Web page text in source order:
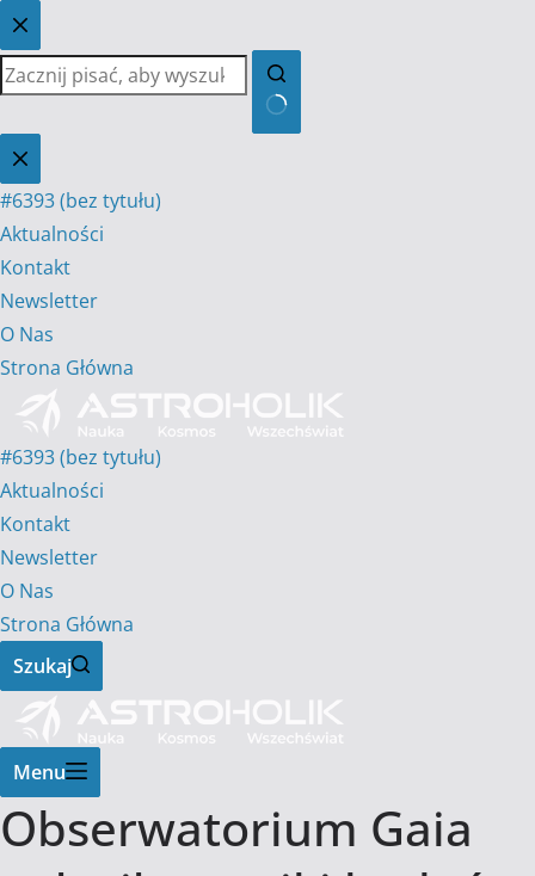
Przejdź
do
treści
Brak
wyników
#6393 (bez tytułu)
Aktualności
Kontakt
Newsletter
O Nas
Strona Główna
#6393 (bez tytułu)
Aktualności
Kontakt
Newsletter
O Nas
Strona Główna
Szukaj
Menu
Obserwatorium Gaia